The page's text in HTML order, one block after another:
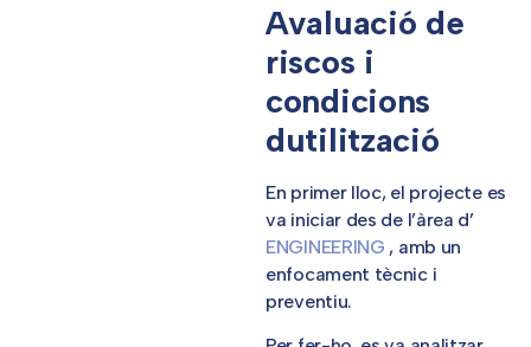
Avaluació de
riscos i
condicions
dutilització
En primer lloc, el projecte es
va iniciar des de l’àrea d’
ENGINEERING , amb un
enfocament tècnic i
preventiu.